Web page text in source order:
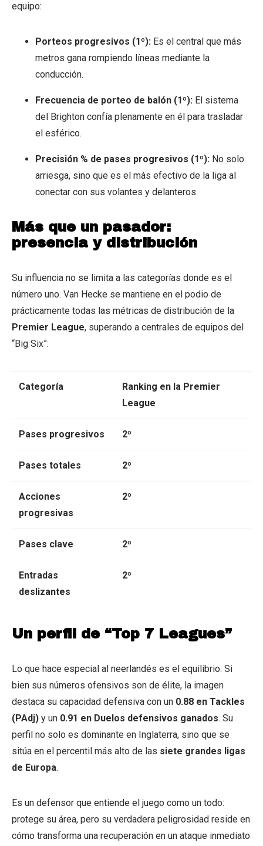
equipo:
Porteos progresivos (1º): Es el central que más
metros gana rompiendo líneas mediante la
conducción.
Frecuencia de porteo de balón (1º): El sistema
del Brighton confía plenamente en él para trasladar
el esférico.
Precisión % de pases progresivos (1º): No solo
arriesga, sino que es el más efectivo de la liga al
conectar con sus volantes y delanteros.
Más que un pasador:
presencia y distribución
Su influencia no se limita a las categorías donde es el
número uno. Van Hecke se mantiene en el podio de
prácticamente todas las métricas de distribución de la
Premier League, superando a centrales de equipos del
“Big Six”:
Categoría
Ranking en la Premier
League
Pases progresivos 2º
Pases totales 2º
Acciones
progresivas
2º
Pases clave 2º
Entradas
deslizantes
2º
Un perfil de “Top 7 Leagues”
Lo que hace especial al neerlandés es el equilibrio. Si
bien sus números ofensivos son de élite, la imagen
destaca su capacidad defensiva con un 0.88 en Tackles
(PAdj) y un 0.91 en Duelos defensivos ganados. Su
perfil no solo es dominante en Inglaterra, sino que se
sitúa en el percentil más alto de las siete grandes ligas
de Europa.
Es un defensor que entiende el juego como un todo:
protege su área, pero su verdadera peligrosidad reside en
cómo transforma una recuperación en un ataque inmediato